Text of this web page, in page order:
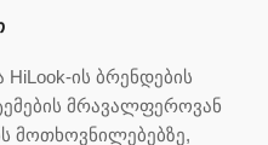
HiLook-ის ბრენდების
მრავალფეროვან
მოთხოვნილებებზე,